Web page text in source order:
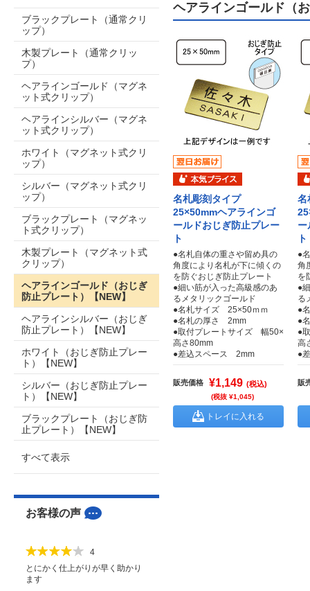
ヘアラインゴールド（
名札彫刻タイプ
25×50mmヘアラインゴ
ールドおじぎ防止プレー
ト
●名札自体の重さや留め具の
角度により名札が下に傾くの
を防ぐおじぎ防止プレート
●細い筋が入った高級感のあ
るメタリックゴールド
●名札サイズ 25×50ｍｍ
●名札の厚さ 2mm
●取付プレートサイズ 幅50×
高さ80mm
●差込スペース 2mm
販売価格 ¥1,149 (税込)
(税抜 ¥1,045)
トレイに入れる
名
ー
ト
●
角
を
●
る
●
●
●
高
●
販
ブラックプレート（通常クリ
ップ）
木製プレート（通常クリッ
プ）
ヘアラインゴールド（マグネ
ット式クリップ）
ヘアラインシルバー（マグネ
ット式クリップ）
ホワイト（マグネット式クリ
ップ）
シルバー（マグネット式クリ
ップ）
ブラックプレート（マグネッ
ト式クリップ）
木製プレート（マグネット式
クリップ）
ヘアラインゴールド（おじぎ
防止プレート）【NEW】
ヘアラインシルバー（おじぎ
防止プレート）【NEW】
ホワイト（おじぎ防止プレー
ト）【NEW】
シルバー（おじぎ防止プレー
ト）【NEW】
ブラックプレート（おじぎ防
止プレート）【NEW】
すべて表示
お客様の声
4
とにかく仕上がりが早く助かり
ます